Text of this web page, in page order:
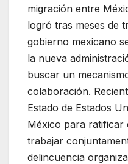
migración entre
logró tras meses de
gobierno mexicano
la nueva
buscar un
colaboración.
Estado de Estados
México para ratificar
trabajar
delincuencia